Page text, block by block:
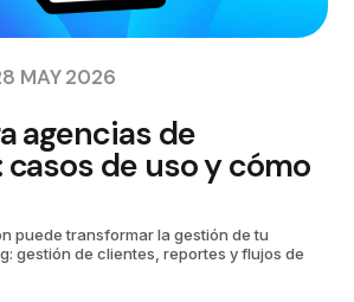
MAY 2026
agencias de
de uso y cómo
puede transformar la gestión de tu
gestión de clientes, reportes y flujos de